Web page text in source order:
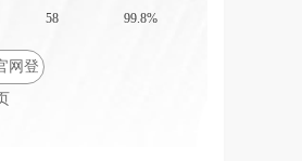
58 99.8%
网登